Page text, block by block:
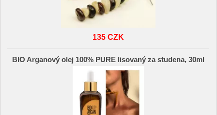
135 CZK
BIO Arganový olej 100% PURE lisovaný za studena, 30ml